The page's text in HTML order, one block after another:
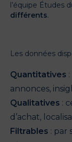
l’équipe Études
différents.
Les données
Quantitatives
annonces,
Qualitatives :
d’achat,
Filtrables : par